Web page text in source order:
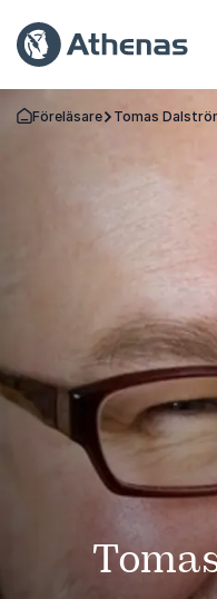
Gå tillbaka till startsidan
Föreläsare Tomas